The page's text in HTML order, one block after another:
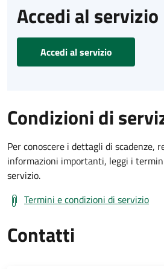
Accedi al servizio
Accedi al servizio
Condizioni di
Per conoscere i dettagli di scadenze,
informazioni importanti, leggi i
servizio.
Termini e condizioni di servizio
Contatti